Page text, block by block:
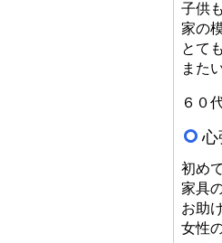
子供
家の
とて
また
６０
心
初め
家具
お助
女性